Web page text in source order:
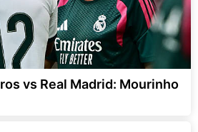
vs Real Madrid: Mourinho